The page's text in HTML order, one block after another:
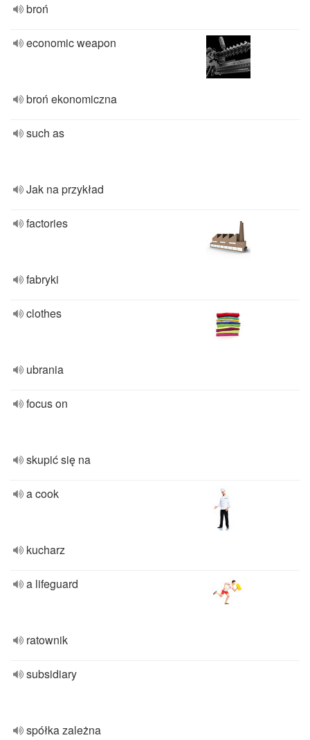
broń
economic weapon
broń ekonomiczna
such as
Jak na przykład
factories
fabryki
clothes
ubrania
focus on
skupić się na
a cook
kucharz
a lifeguard
ratownik
subsidiary
spółka zależna